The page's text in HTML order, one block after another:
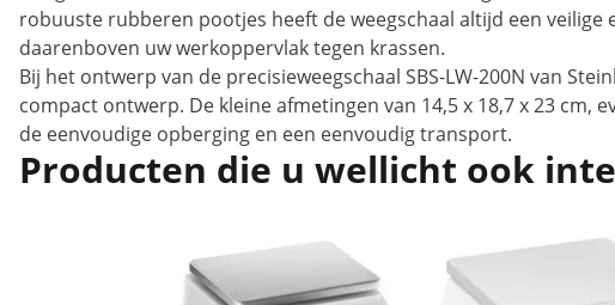
robuuste rubberen pootjes heeft de weegschaal altijd een veilige
daarenboven uw werkoppervlak tegen krassen.
Bij het ontwerp van de precisieweegschaal SBS-LW-200N van
compact ontwerp. De kleine afmetingen van 14,5 x 18,7 x 23 cm,
de eenvoudige opberging en een eenvoudig transport.
Producten die u wellicht ook